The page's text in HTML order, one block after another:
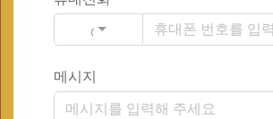
Code
메시지